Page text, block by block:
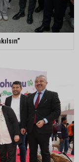
Deniz Burnham uzaya
ve anız uyarısı
hasadı başladı